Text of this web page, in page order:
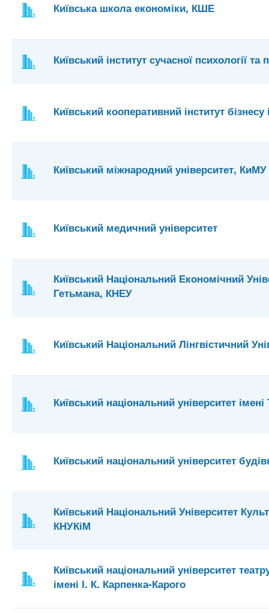
Київська школа економіки, КШЕ
Київський інститут сучасної психології та
Київський кооперативний інститут бізнесу
Київський міжнародний університет, КиМУ
Київський медичний університет
Київський Національний Економічний
Гетьмана, КНЕУ
Київський Національний Лінгвістичний
Київський національний університет
Київський національний університет
Київський Національний Університет
КНУКіМ
Київський національний університет
імені І. К. Карпенка-Карого